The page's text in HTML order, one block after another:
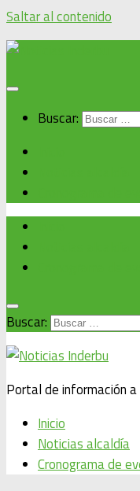
Saltar al contenido
Buscar:
Buscar:
Portal de información
Inicio
Noticias alcaldía
Cronograma de